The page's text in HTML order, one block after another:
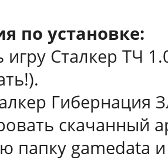
по установке:
игру Сталкер ТЧ
Гибернация
скачанный
папку gamedata